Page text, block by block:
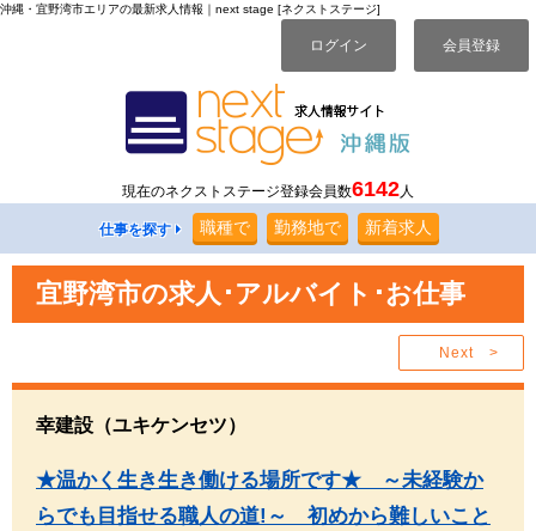
沖縄・宜野湾市エリアの最新求人情報｜next stage [ネクストステージ]
ログイン 会員登録
現在のネクストステージ登録会員数6142人
仕事を探す 職種で 勤務地で 新着求人
宜野湾市の求人･アルバイト･お仕事
Next >
幸建設（ユキケンセツ）
★温かく生き生き働ける場所です★ ～未経験か
らでも目指せる職人の道!～ 初めから難しいこと